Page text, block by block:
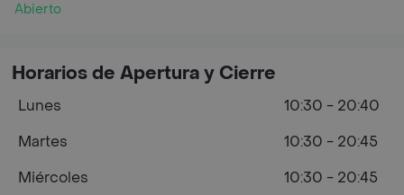
Abierto
Horarios de Apertura y Cierre
Lunes
10:30 - 20:40
Martes
10:30 - 20:45
Miércoles
10:30 - 20:45